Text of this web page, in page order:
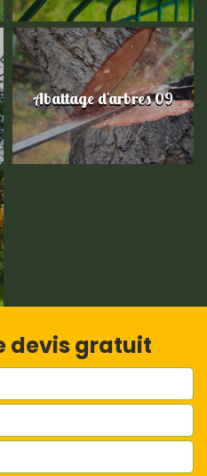
Abattage d'arbres 09
devis gratuit